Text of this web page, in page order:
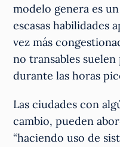
modelo genera es
escasas habilidades
vez más
no transables
durante las horas
Las ciudades con
cambio, pueden
“haciendo uso de